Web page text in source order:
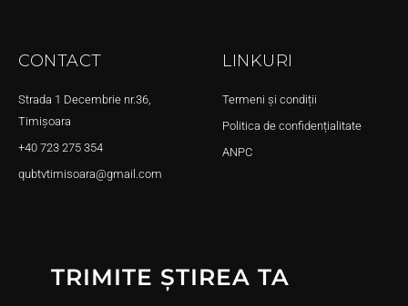
CONTACT
Strada 1 Decembrie nr.36,
Timișoara
+40 723 275 354
qubtvtimisoara@gmail.com
LINKURI
Termeni și condiții
Politica de confidențialitate
ANPC
TRIMITE ȘTIREA TA